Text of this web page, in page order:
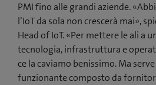
PMI fino alle grandi aziende.
l’IoT da sola non crescerà mai»,
Head of IoT. «Per mettere le ali a
tecnologia, infrastruttura e
ce la caviamo benissimo. Ma
funzionante composto da